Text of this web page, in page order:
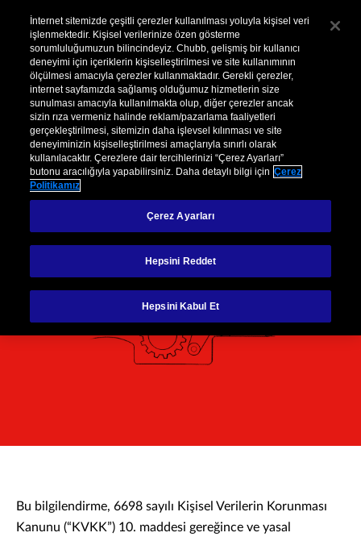
Kurumsal Hasar Şikayet
Çerez Politikası
Bu bilgilendirme, 6698 sayılı Kişisel Verilerin Korunması
Kanunu (“KVKK”) 10. maddesi gereğince ve yasal
İnternet sitemizde çeşitli çerezler kullanılması yoluyla kişisel veri
işlenmektedir. Kişisel verilerinize özen gösterme
sorumluluğumuzun bilincindeyiz. Chubb, gelişmiş bir kullanıcı
deneyimi için içeriklerin kişiselleştirilmesi ve site kullanımının
ölçülmesi amacıyla çerezler kullanmaktadır. Gerekli çerezler,
internet sayfamızda sağlamış olduğumuz hizmetlerin size
sunulması amacıyla kullanılmakta olup, diğer çerezler ancak
sizin rıza vermeniz halinde reklam/pazarlama faaliyetleri
gerçekleştirilmesi, sitemizin daha işlevsel kılınması ve site
deneyiminizin kişiselleştirilmesi amaçlarıyla sınırlı olarak
kullanılacaktır. Çerezlere dair tercihlerinizi “Çerez Ayarları”
butonu aracılığıyla yapabilirsiniz. Daha detaylı bilgi için Çerez
Politikamız
Çerez Ayarları
Hepsini Reddet
Hepsini Kabul Et